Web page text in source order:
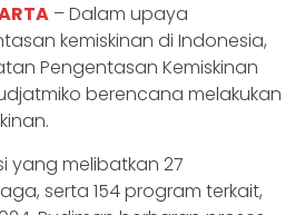
– Dalam upaya
kemiskinan di Indonesia,
Pengentasan Kemiskinan
berencana melakukan
yang melibatkan 27
serta 154 program terkait,